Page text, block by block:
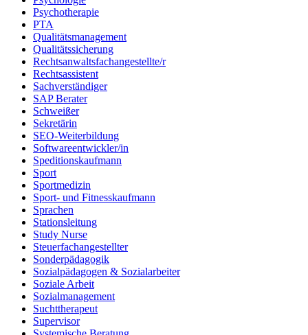
Psychotherapie
PTA
Qualitätsmanagement
Qualitätssicherung
Rechtsanwaltsfachangestellte/r
Rechtsassistent
Sachverständiger
SAP Berater
Schweißer
Sekretärin
SEO-Weiterbildung
Softwareentwickler/in
Speditionskaufmann
Sport
Sportmedizin
Sport- und Fitnesskaufmann
Sprachen
Stationsleitung
Study Nurse
Steuerfachangestellter
Sonderpädagogik
Sozialpädagogen & Sozialarbeiter
Soziale Arbeit
Sozialmanagement
Suchttherapeut
Supervisor